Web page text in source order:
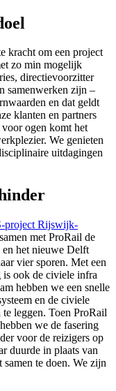
kracht om een project
zo min mogelijk
directievoorzitter
samenwerken zijn –
en dat geldt
klanten en partners
ogen komt het
We genieten
uitdagingen
project Rijswijk-
met ProRail de
en het nieuwe Delft
vier sporen. Met een
is ook de civiele infra
hebben we een snelle
en de civiele
te leggen. Toen ProRail
we de fasering
voor de reizigers op
duurde in plaats van
te doen. We zijn